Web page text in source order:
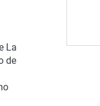
La
de